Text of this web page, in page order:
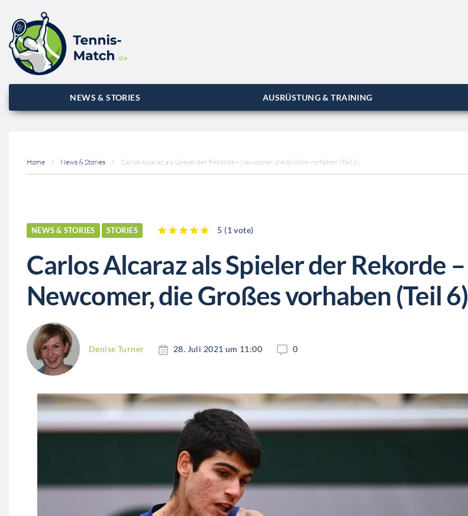
NEWS & STORIES AUSRÜSTUNG & TRAINING
Home News & Stories Carlos Alcaraz als Spieler der Rekorde – Newcomer, die Großes vorhaben (Teil 6)
NEWS & STORIES STORIES 5 (1 vote)
Carlos Alcaraz als Spieler der Rekorde –
Newcomer, die Großes vorhaben (Teil 6)
Denise Turner 28. Juli 2021 um 11:00 0